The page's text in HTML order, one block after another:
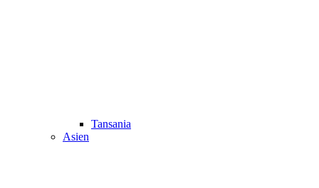
Tansania
Asien